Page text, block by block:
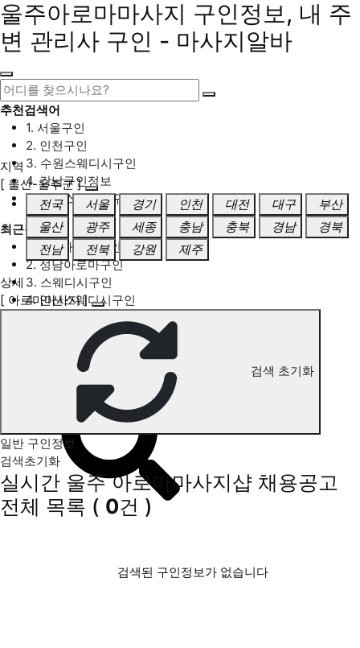
울주아로마마사지 구인정보, 내 주
변 관리사 구인 - 마사지알바
추천검색어
1. 서울구인
2. 인천구인
3. 수원스웨디시구인
4. 강남구인정보
5. 동탄스웨디시구인
최근검색어
1. 일산마사지구인
2. 성남아로마구인
3. 스웨디시구인
4. 안산스웨디시구인
울주 아로마마사지 구인정보
지역
[ 울산-울주군 ]
전국
서울 경기 인천 대전 대구
부산
울산
광주 세종 충남 충북 경남
경북
전남
전북 강원 제주
상세
[ 아로마마사지 ]
검색 초기화
일반 구인정보
검색초기화
실시간 울주 아로마마사지샵 채용공고
전체 목록 ( 0건 )
검색된 구인정보가 없습니다